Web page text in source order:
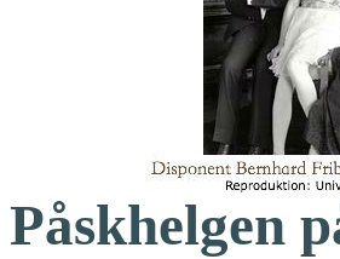
Påskhelgen